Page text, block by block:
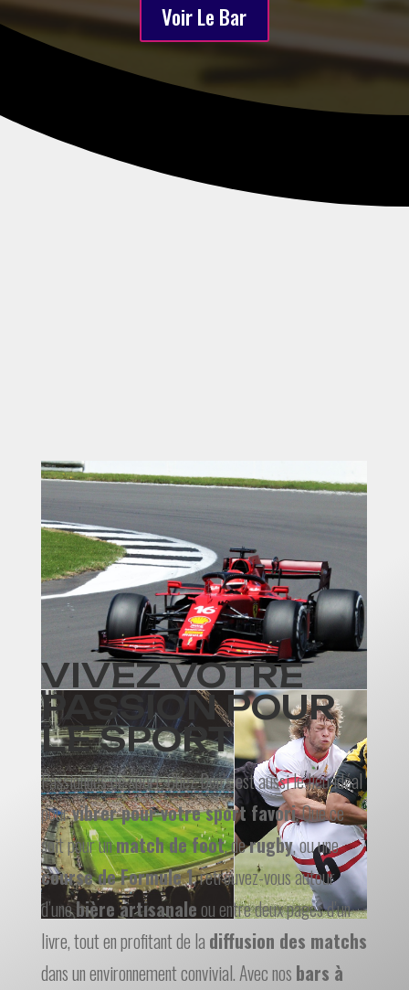
Voir Le Bar
VIVEZ VOTRE
PASSION POUR
LE SPORT
Passionnés de sport, Chez Den’s est aussi le lieu idéal
pourvibrer pour votre sport favori. Que ce
soit pour unmatch de foot, derugby, ou une
course de Formule 1, retrouvez-vous autour
d’unebière artisanale ou entre deux pages d’un
livre, tout en profitant de la diffusion des matchs
dans un environnement convivial. Avec nos bars à